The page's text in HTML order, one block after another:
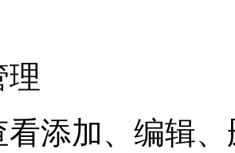
理
看添加、编辑